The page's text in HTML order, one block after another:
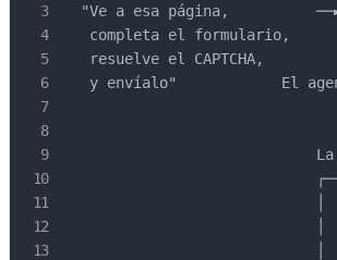
"Ve a esa página,
completa el formulario,
resuelve el CAPTCHA,
y envíalo"            El
│
│